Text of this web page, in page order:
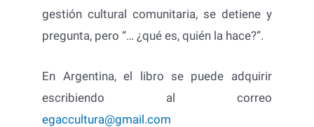
gestión cultural comunitaria, se detiene y
pregunta, pero “… ¿qué es, quién la hace?”.
En Argentina, el libro se puede adquirir
escribiendo al correo
egaccultura@gmail.com